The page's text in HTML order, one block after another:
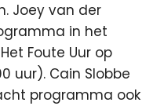
Joey van der
in het
Foute Uur op
uur). Cain Slobbe
programma ook